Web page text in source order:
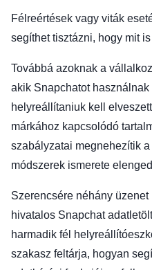
Félreértések vagy viták
segíthet tisztázni, hogy mit
Továbbá azoknak a
akik Snapchatot
helyreállítaniuk kell
márkához kapcsolódó
szabályzatai megnehezítik
módszerek ismerete
Szerencsére néhány
hivatalos Snapchat
harmadik fél
szakasz feltárja, hogyan